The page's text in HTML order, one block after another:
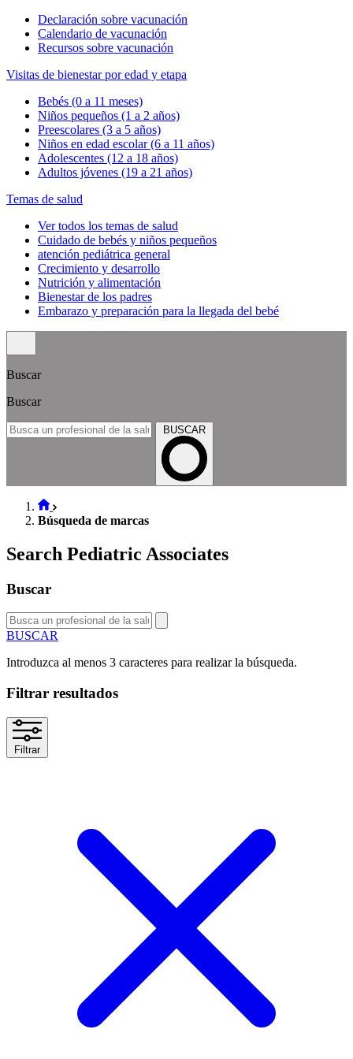
Declaración sobre vacunación
Calendario de vacunación
Recursos sobre vacunación
Visitas de bienestar por edad y etapa
Bebés (0 a 11 meses)
Niños pequeños (1 a 2 años)
Preescolares (3 a 5 años)
Niños en edad escolar (6 a 11 años)
Adolescentes (12 a 18 años)
Adultos jóvenes (19 a 21 años)
Temas de salud
Ver todos los temas de salud
Cuidado de bebés y niños pequeños
atención pediátrica general
Crecimiento y desarrollo
Nutrición y alimentación
Bienestar de los padres
Embarazo y preparación para la llegada del bebé
Buscar
Buscar
BUSCAR
Búsqueda de marcas
Search Pediatric Associates
Buscar
BUSCAR
Introduzca al menos 3 caracteres para realizar la búsqueda.
Filtrar resultados
Filtrar